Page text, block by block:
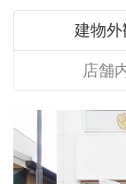
建物外
店舗